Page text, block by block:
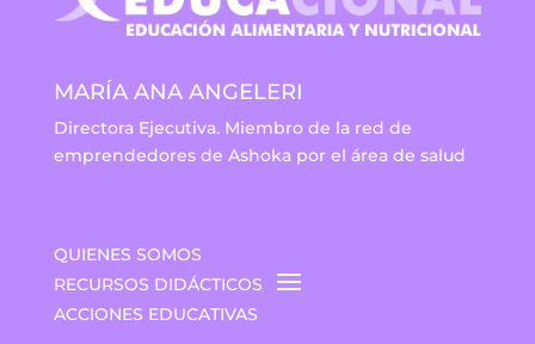
MARÍA ANA ANGELERI
Directora Ejecutiva. Miembro de la red de
emprendedores de Ashoka por el área de salud
QUIENES SOMOS
RECURSOS DIDÁCTICOS
ACCIONES EDUCATIVAS